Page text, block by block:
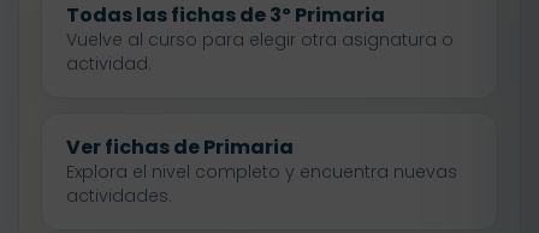
Todas las fichas de 3º Primaria
Vuelve al curso para elegir otra asignatura o
actividad.
Ver fichas de Primaria
Explora el nivel completo y encuentra nuevas
actividades.